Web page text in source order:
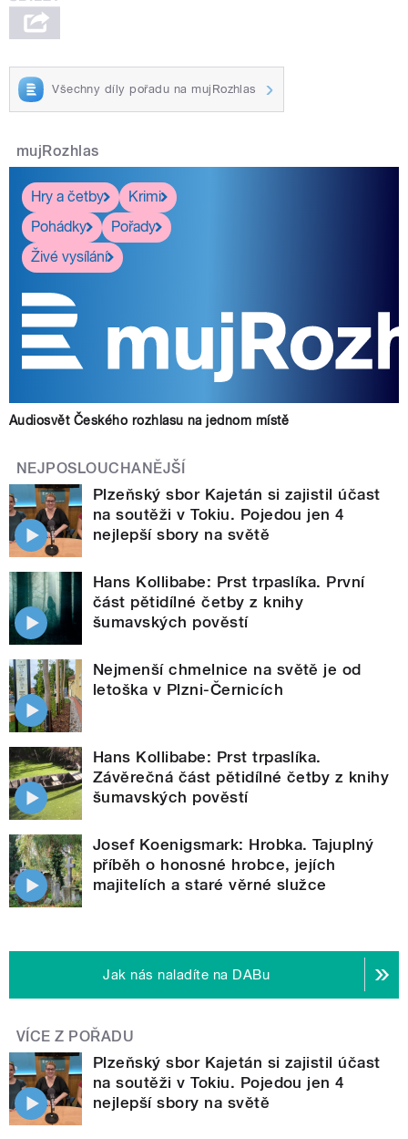
Všechny díly pořadu na mujRozhlas
mujRozhlas
Hry a četby
Krimi
Pohádky
Pořady
Živé vysílání
Audiosvět Českého rozhlasu na jednom místě
NEJPOSLOUCHANĚJŠÍ
Plzeňský sbor Kajetán si zajistil účast
na soutěži v Tokiu. Pojedou jen 4
nejlepší sbory na světě
Hans Kollibabe: Prst trpaslíka. První
část pětidílné četby z knihy
šumavských pověstí
Nejmenší chmelnice na světě je od
letoška v Plzni-Černicích
Hans Kollibabe: Prst trpaslíka.
Závěrečná část pětidílné četby z knihy
šumavských pověstí
Josef Koenigsmark: Hrobka. Tajuplný
příběh o honosné hrobce, jejích
majitelích a staré věrné služce
Jak nás naladíte na DABu
VÍCE Z POŘADU
Plzeňský sbor Kajetán si zajistil účast
na soutěži v Tokiu. Pojedou jen 4
nejlepší sbory na světě